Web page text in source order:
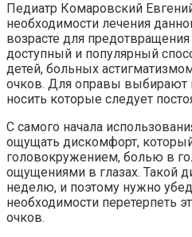
Педиатр Комаровский
необходимости лечения
возрасте для
доступный и популярный
детей, больных
очков. Для оправы выбирают
носить которые следует
С самого начала
ощущать дискомфорт,
головокружением, болью в
ощущениями в глазах. Такой
неделю, и поэтому нужно
необходимости перетерпеть
очков.